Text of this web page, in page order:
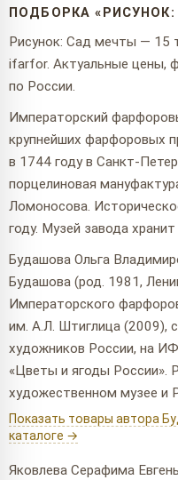
ПОДБОРКА
Рисунок: Сад мечты — 15
ifarfor. Актуальные цены,
по России.
Императорский
крупнейших фарфоровых
в 1744 году в Санкт-
порцелиновая
Ломоносова.
году. Музей завода
Будашова Ольга
Будашова (род. 1981,
Императорского
им. А.Л. Штиглица (2009),
художников России, на
«Цветы и ягоды России».
художественном музее и
Показать товары автора
каталоге →
Яковлева Серафима